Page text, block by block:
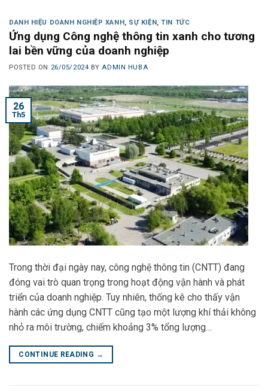
DANH HIỆU DOANH NGHIỆP XANH , SỰ KIỆN ,TIN TỨC
Ứng dụng Công nghệ thông tin xanh cho tương
lai bền vững của doanh nghiệp
POSTED ON 26/05/2024 BYADMIN HUBA
26
Th5
Trong thời đại ngày nay, công nghệ thông tin (CNTT) đang
đóng vai trò quan trọng trong hoạt động vận hành và phát
triển của doanh nghiệp. Tuy nhiên, thống kê cho thấy vận
hành các ứng dụng CNTT cũng tạo một lượng khí thải không
nhỏ ra môi trường, chiếm khoảng 3% tổng lượng…
CONTINUE READING →